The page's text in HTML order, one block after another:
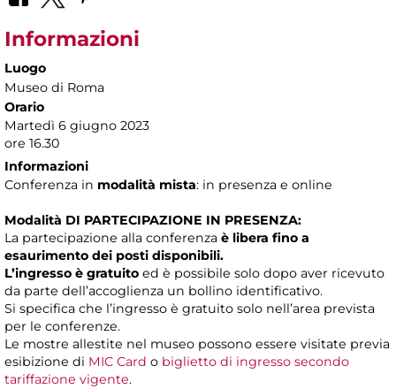
Informazioni
Luogo
Museo di Roma
Orario
Martedì 6 giugno 2023
ore 16.30
Informazioni
Conferenza in modalità mista: in presenza e online
Modalità DI PARTECIPAZIONE IN PRESENZA:
La partecipazione alla conferenza è libera fino a
esaurimento dei posti disponibili.
L’ingresso è gratuito ed è possibile solo dopo aver ricevuto
da parte dell’accoglienza un bollino identificativo.
Si specifica che l’ingresso è gratuito solo nell’area prevista
per le conferenze.
Le mostre allestite nel museo possono essere visitate previa
esibizione di MIC Card o biglietto di ingresso secondo
tariffazione vigente.